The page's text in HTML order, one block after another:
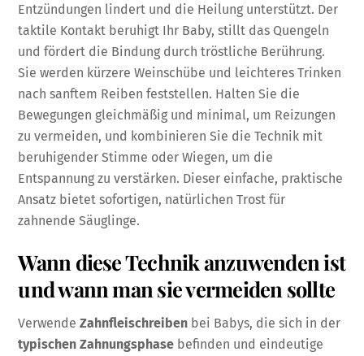
Entzündungen lindert und die Heilung unterstützt. Der
taktile Kontakt beruhigt Ihr Baby, stillt das Quengeln
und fördert die Bindung durch tröstliche Berührung.
Sie werden kürzere Weinschübe und leichteres Trinken
nach sanftem Reiben feststellen. Halten Sie die
Bewegungen gleichmäßig und minimal, um Reizungen
zu vermeiden, und kombinieren Sie die Technik mit
beruhigender Stimme oder Wiegen, um die
Entspannung zu verstärken. Dieser einfache, praktische
Ansatz bietet sofortigen, natürlichen Trost für
zahnende Säuglinge.
Wann diese Technik anzuwenden ist
und wann man sie vermeiden sollte
VerwendeZahnfleischreiben bei Babys, die sich in der
typischen Zahnungsphase befinden und eindeutige